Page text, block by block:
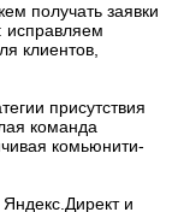
получать заявки
исправляем
клиентов,
присутствия
команда
комьюнити-
и